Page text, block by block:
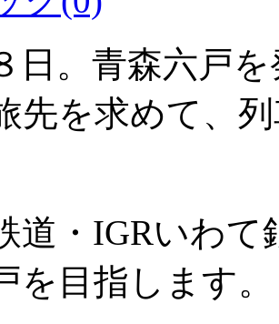
日。青森六戸
先を求めて、
道・IGRいわ
を目指します。